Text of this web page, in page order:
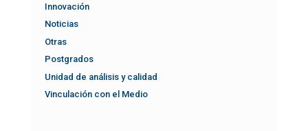
Innovación
Noticias
Otras
Postgrados
Unidad de análisis y calidad
Vinculación con el Medio